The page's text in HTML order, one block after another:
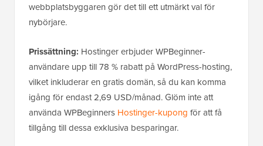
webbplatsbyggaren gör det till ett utmärkt val för
nybörjare.
Prissättning: Hostinger erbjuder WPBeginner-
användare upp till 78 % rabatt på WordPress-hosting,
vilket inkluderar en gratis domän, så du kan komma
igång för endast 2,69 USD/månad. Glöm inte att
använda WPBeginners Hostinger-kupong för att få
tillgång till dessa exklusiva besparingar.